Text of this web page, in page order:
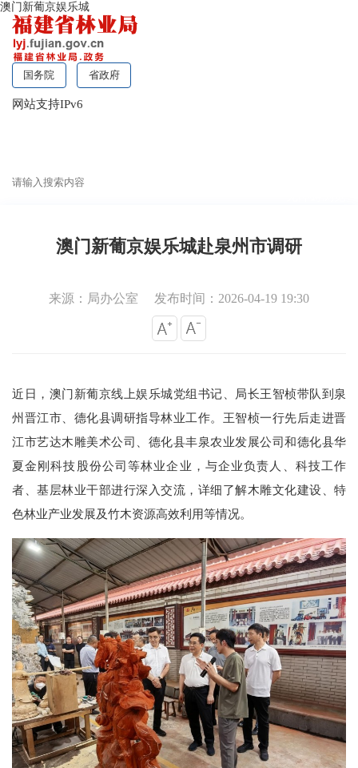
澳门新葡京娱乐城
国务院 省政府
网站支持IPv6
澳门新葡京娱乐城赴泉州市调研
来源：局办公室 发布时间：2026-04-19 19:30
近日，澳门新葡京线上娱乐城党组书记、局长王智桢带队到泉
州晋江市、德化县调研指导林业工作。王智桢一行先后走进晋
江市艺达木雕美术公司、德化县丰泉农业发展公司和德化县华
夏金刚科技股份公司等林业企业，与企业负责人、科技工作
者、基层林业干部进行深入交流，详细了解木雕文化建设、特
色林业产业发展及竹木资源高效利用等情况。